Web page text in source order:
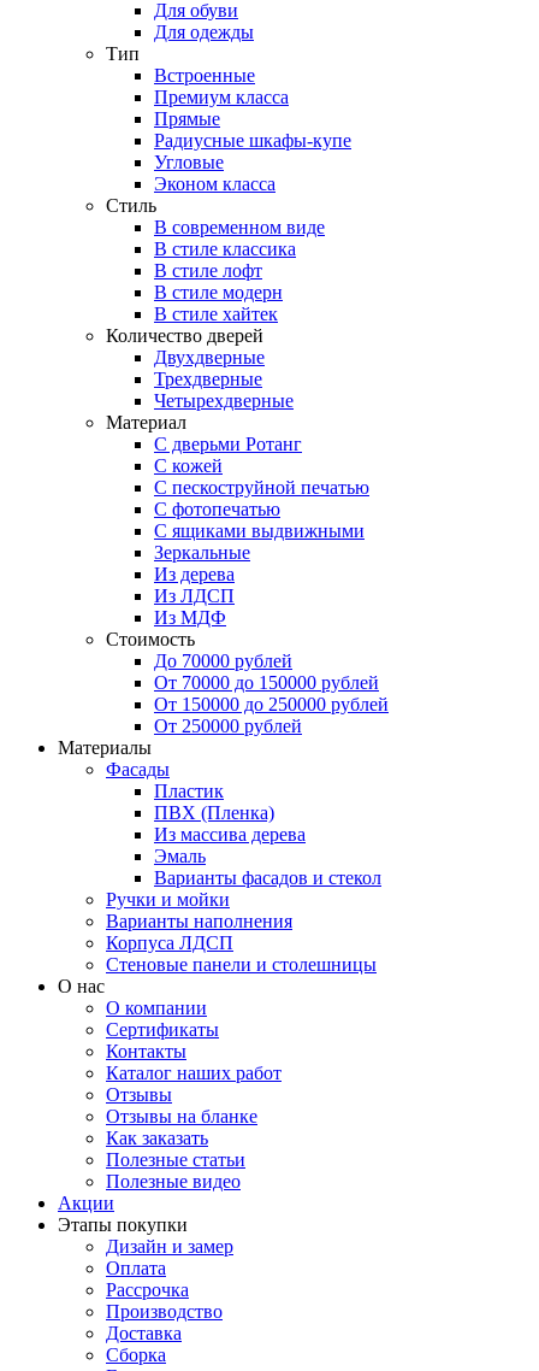
Для обуви
Для одежды
Тип
Встроенные
Премиум класса
Прямые
Радиусные шкафы-купе
Угловые
Эконом класса
Стиль
В современном виде
В стиле классика
В стиле лофт
В стиле модерн
В стиле хайтек
Количество дверей
Двухдверные
Трехдверные
Четырехдверные
Материал
C дверьми Ротанг
C кожей
C пескоструйной печатью
C фотопечатью
C ящиками выдвижными
Зеркальные
Из дерева
Из ЛДСП
Из МДФ
Стоимость
До 70000 рублей
От 70000 до 150000 рублей
От 150000 до 250000 рублей
От 250000 рублей
Материалы
Фасады
Пластик
ПВХ (Пленка)
Из массива дерева
Эмаль
Варианты фасадов и стекол
Ручки и мойки
Варианты наполнения
Корпуса ЛДСП
Стеновые панели и столешницы
О нас
О компании
Сертификаты
Контакты
Каталог наших работ
Отзывы
Отзывы на бланке
Как заказать
Полезные статьи
Полезные видео
Акции
Этапы покупки
Дизайн и замер
Оплата
Рассрочка
Производство
Доставка
Сборка